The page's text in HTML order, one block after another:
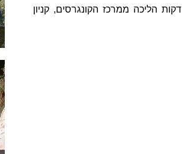
15 דקות הליכה מהטיילת החדשה בחוף כאמל, ו5 דקות הליכה ממרכז הקונגרסים, קניון